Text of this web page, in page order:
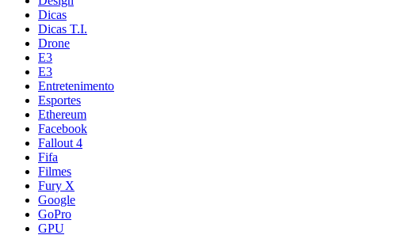
Dicas
Dicas T.I.
Drone
E3
E3
Entretenimento
Esportes
Ethereum
Facebook
Fallout 4
Fifa
Filmes
Fury X
Google
GoPro
GPU